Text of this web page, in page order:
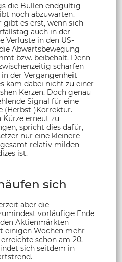
die Bullen endgültig
noch abzuwarten.
gibt es erst, wenn sich
auch in der
Verluste in den US-
Abwärtsbewegung
bzw. beibehält. Denn
scharfen
der Vergangenheit
kam dabei nicht zu einer
Kerzen. Doch genau
Signal für eine
(Herbst-)Korrektur.
erneut zu
spricht dies dafür,
nur eine kleinere
relativ milden
ist.
sich
aber die
vorläufige Ende
Aktienmärkten
einigen Wochen mehr
schon am 20.
sich seitdem in